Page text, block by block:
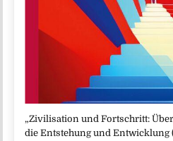
„Zivilisation und Fortschritt:
die Entstehung und Entwicklung